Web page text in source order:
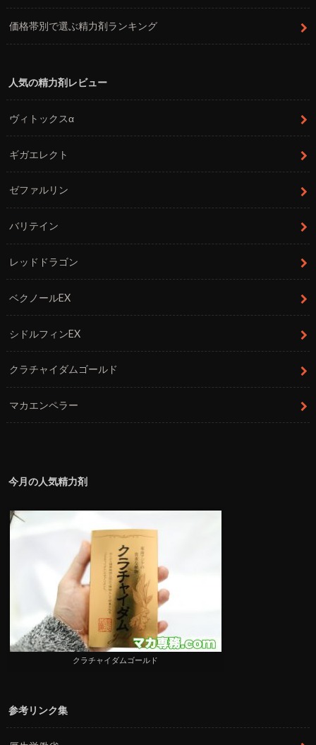
価格帯別で選ぶ精力剤ランキング
人気の精力剤レビュー
ヴィトックスα
ギガエレクト
ゼファルリン
バリテイン
レッドドラゴン
ベクノールEX
シドルフィンEX
クラチャイダムゴールド
マカエンペラー
今月の人気精力剤
クラチャイダムゴールド
参考リンク集